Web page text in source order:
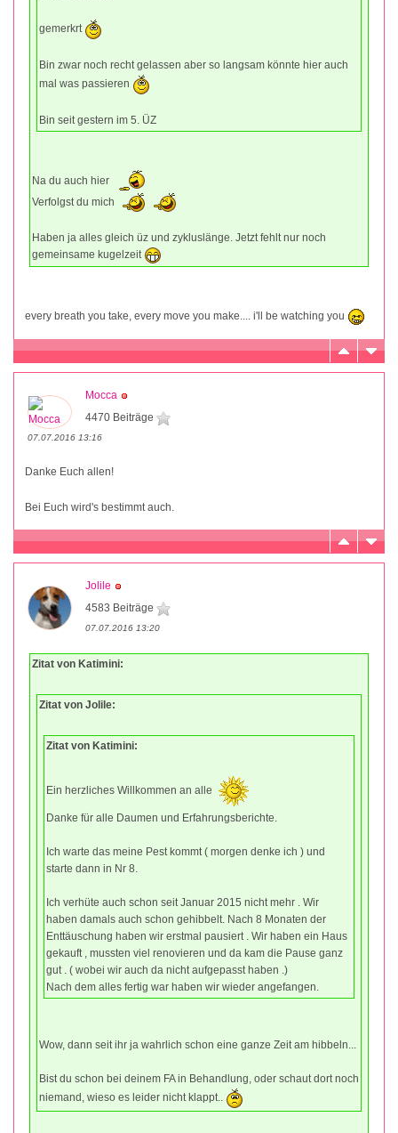
gemerkrt
Bin zwar noch recht gelassen aber so langsam könnte hier auch
mal was passieren
Bin seit gestern im 5. ÜZ
Na du auch hier
Verfolgst du mich
Haben ja alles gleich üz und zykluslänge. Jetzt fehlt nur noch
gemeinsame kugelzeit
every breath you take, every move you make.... i'll be watching you
Mocca
4470 Beiträge
07.07.2016 13:16
Danke Euch allen!
Bei Euch wird's bestimmt auch.
Jolile
4583 Beiträge
07.07.2016 13:20
Zitat von Katimini:
Zitat von Jolile:
Zitat von Katimini:
Ein herzliches Willkommen an alle
Danke für alle Daumen und Erfahrungsberichte.
Ich warte das meine Pest kommt ( morgen denke ich ) und
starte dann in Nr 8.
Ich verhüte auch schon seit Januar 2015 nicht mehr . Wir
haben damals auch schon gehibbelt. Nach 8 Monaten der
Enttäuschung haben wir erstmal pausiert . Wir haben ein Haus
gekauft , mussten viel renovieren und da kam die Pause ganz
gut . ( wobei wir auch da nicht aufgepasst haben .)
Nach dem alles fertig war haben wir wieder angefangen.
Wow, dann seit ihr ja wahrlich schon eine ganze Zeit am hibbeln...
Bist du schon bei deinem FA in Behandlung, oder schaut dort noch
niemand, wieso es leider nicht klappt..